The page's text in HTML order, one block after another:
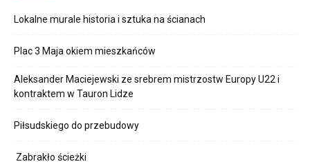
Lokalne murale historia i sztuka na ścianach
Plac 3 Maja okiem mieszkańców
Aleksander Maciejewski ze srebrem mistrzostw Europy U22 i
kontraktem w Tauron Lidze
Piłsudskiego do przebudowy
Zabrakło ścieżki